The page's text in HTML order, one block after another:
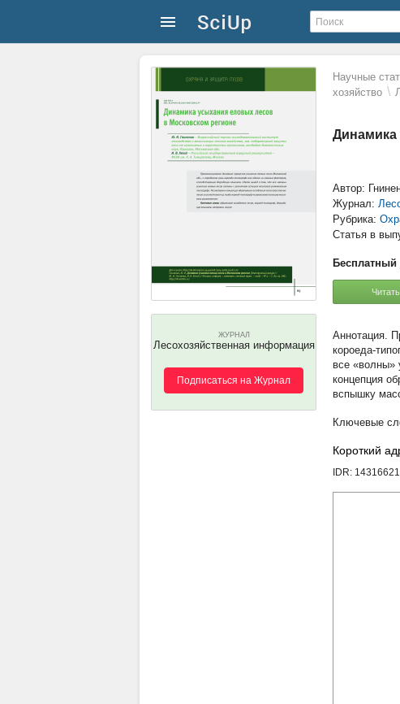
Научные
хозяйство \
Динамика
ЖУРНАЛ
Лесохозяйственная информация
Подписаться на Журнал
Автор:
Журнал:
Рубрика:
Статья в
Бесплатный
Читать
короеда-
все «волны»
концепция
вспышку
Короткий
IDR: